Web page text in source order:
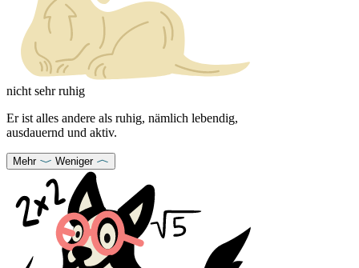
nicht sehr ruhig
Er ist alles andere als ruhig, nämlich lebendig,
ausdauernd und aktiv.
Mehr Weniger